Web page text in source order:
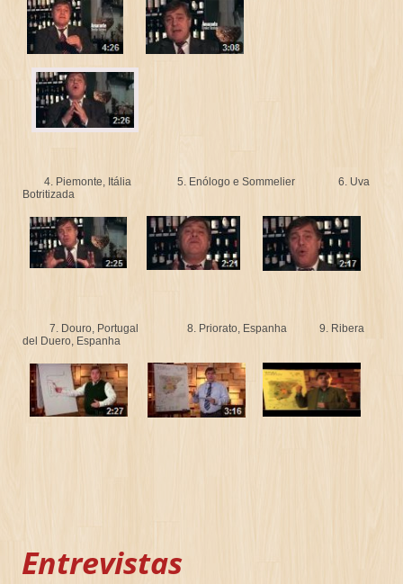
4. Piemonte, Itália 5. Enólogo e Sommelier 6. Uva
Botritizada
7. Douro, Portugal 8. Priorato, Espanha 9. Ribera
del Duero, Espanha
Entrevistas